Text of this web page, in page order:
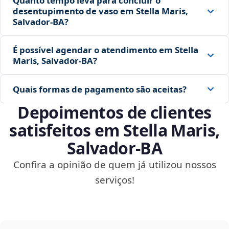
desentupimento de vaso em Stella Maris,
Salvador‑BA?
É possível agendar o atendimento em Stella
Maris, Salvador‑BA?
Quais formas de pagamento são aceitas?
Depoimentos de clientes
satisfeitos em Stella Maris,
Salvador‑BA
Confira a opinião de quem já utilizou nossos
serviços!